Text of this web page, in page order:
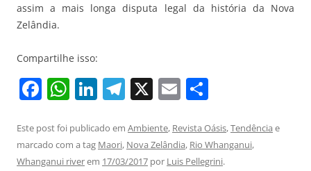
assim a mais longa disputa legal da história da Nova
Zelândia.
Compartilhe isso:
F
c
e
W
at
s
Li
k
e
T
e
gr
X E
ai
l
ar
e
Este post foi publicado em Ambiente, Revista Oásis,Tendência e
marcado com a tag Maori, Nova Zelândia, Rio Whanganui,
Whanganui riverem 17/03/2017 por Luis Pellegrini.